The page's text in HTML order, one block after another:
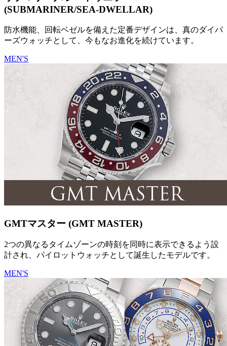
(SUBMARINER/SEA-DWELLAR)
防水機能、回転ベゼルを備えた定番デザインは、真のダイバ
ーズウォッチとして、今もなお進化を続けています。
MEN'S
GMTマスター (GMT MASTER)
2つの異なるタイムゾーンの時刻を同時に表示できるよう設
計され、パイロットウォッチとして誕生したモデルです。
MEN'S